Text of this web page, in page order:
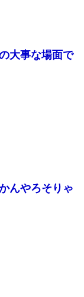
大事な場面で
んやろそりゃ